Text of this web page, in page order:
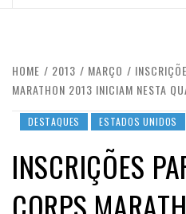
HOME 2013 MARÇO
MARATHON 2013 INICIAM NESTA
DESTAQUES ESTADOS UNIDOS
INSCRIÇÕES